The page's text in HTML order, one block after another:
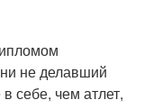
не делавший
себе, чем атлет,